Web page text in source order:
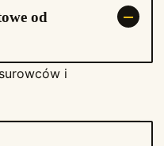
od
i